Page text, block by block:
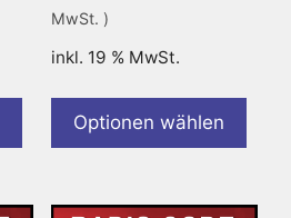
MwSt. )
inkl. 19 % MwSt.
Optionen wählen